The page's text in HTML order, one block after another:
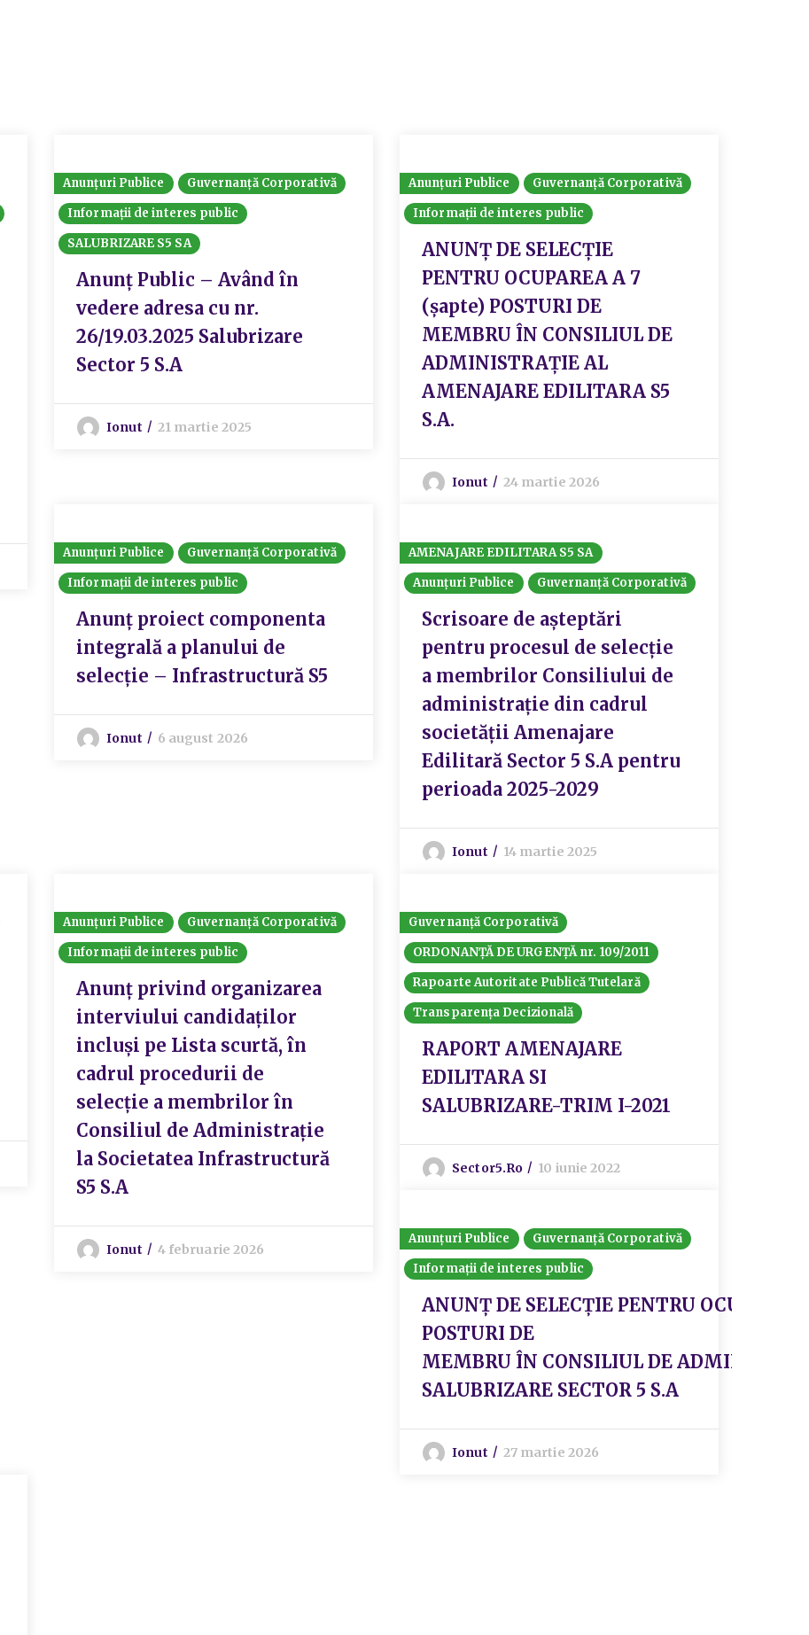
Anunțuri Publice
Guvernanță Corporativă
Informații de interes public
SALUBRIZARE S5 SA
Anunț Public – Având în
vedere adresa cu nr.
26/19.03.2025 Salubrizare
Sector 5 S.A
Ionut 21 martie 2025
Anunțuri Publice
Guvernanță Corporativă
Informații de interes public
ANUNŢ DE SELECȚIE
PENTRU OCUPAREA A 7
(șapte) POSTURI DE
MEMBRU ÎN CONSILIUL DE
ADMINISTRAȚIE AL
AMENAJARE EDILITARA S5
S.A.
Ionut 24 martie 2026
Anunțuri Publice
Guvernanță Corporativă
Informații de interes public
Anunț proiect componenta
integrală a planului de
selecție – Infrastructură S5
Ionut 6 august 2026
AMENAJARE EDILITARA S5 SA
Anunțuri Publice
Guvernanță Corporativă
Scrisoare de așteptări
pentru procesul de selecție
a membrilor Consiliului de
administrație din cadrul
societății Amenajare
Edilitară Sector 5 S.A pentru
perioada 2025-2029
Ionut 14 martie 2025
Anunțuri Publice
Guvernanță Corporativă
Informații de interes public
Anunț privind organizarea
interviului candidaților
incluși pe Lista scurtă, în
cadrul procedurii de
selecție a membrilor în
Consiliul de Administrație
la Societatea Infrastructură
S5 S.A
Ionut 4 februarie 2026
Guvernanță Corporativă
ORDONANȚĂ DE URGENȚĂ nr. 109/2011
Rapoarte Autoritate Publică Tutelară
Transparența Decizională
RAPORT AMENAJARE
EDILITARA SI
SALUBRIZARE-TRIM I-2021
Sector5.ro 10 iunie 2022
Anunțuri Publice
Guvernanță Corporativă
Informații de interes public
ANUNŢ DE SELECȚIE PENTRU
POSTURI DE
MEMBRU ÎN CONSILIUL DE
SALUBRIZARE SECTOR 5 S.A
Ionut 27 martie 2026